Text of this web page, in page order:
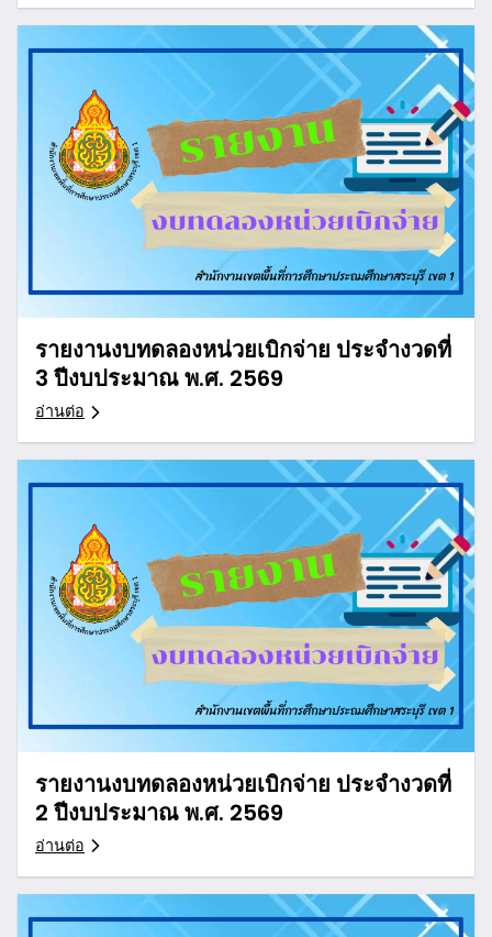
รายงานงบทดลองหน่วยเบิกจ่าย ประจำงวดที่
3 ปีงบประมาณ พ.ศ. 2569
อ่านต่อ
รายงานงบทดลองหน่วยเบิกจ่าย ประจำงวดที่
2 ปีงบประมาณ พ.ศ. 2569
อ่านต่อ